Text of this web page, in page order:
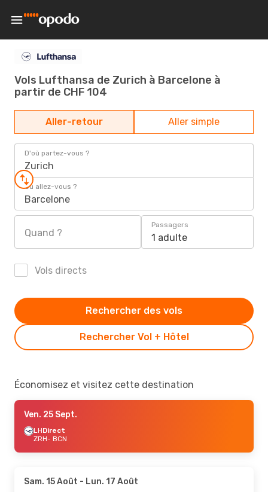
Vols Lufthansa de Zurich à Barcelone à
partir de CHF 104
Aller-retour Aller simple
D'où partez-vous ?
Zurich
Où allez-vous ?
Barcelone
Quand ?
Passagers
1 adulte
Vols directs
Rechercher Vol + Hôtel
Rechercher des vols
Économisez et visitez cette destination
Ven. 25 Sept.
LHDirect
ZRH- BCN
Sam. 15 Août - Lun. 17 Août